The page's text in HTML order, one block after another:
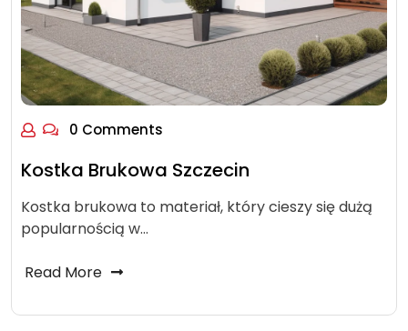
0 Comments
Kostka Brukowa Szczecin
Kostka brukowa to materiał, który cieszy się dużą
popularnością w…
Read More